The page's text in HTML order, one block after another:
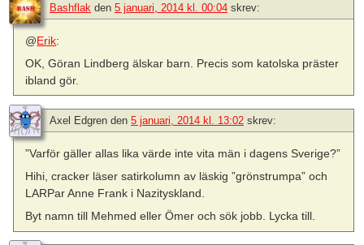
Bashflak den 5 januari, 2014 kl. 00:04 skrev:
@Erik:
OK, Göran Lindberg älskar barn. Precis som katolska präster
ibland gör.
Axel Edgren den 5 januari, 2014 kl. 13:02 skrev:
”Varför gäller allas lika värde inte vita män i dagens Sverige?”
Hihi, cracker läser satirkolumn av läskig ”grönstrumpa” och
LARPar Anne Frank i Nazityskland.
Byt namn till Mehmed eller Ömer och sök jobb. Lycka till.